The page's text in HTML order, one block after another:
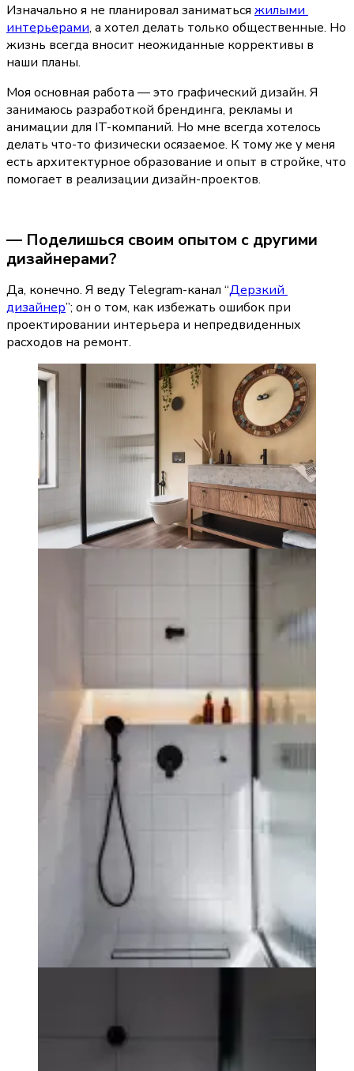
Изначально я не планировал заниматься жилыми
интерьерами, а хотел делать только общественные. Но
жизнь всегда вносит неожиданные коррективы в
наши планы.
Моя основная работа — это графический дизайн. Я
занимаюсь разработкой брендинга, рекламы и
анимации для IT-компаний. Но мне всегда хотелось
делать что-то физически осязаемое. К тому же у меня
есть архитектурное образование и опыт в стройке, что
помогает в реализации дизайн-проектов.
— Поделишься своим опытом с другими
дизайнерами?
Да, конечно. Я веду Telegram-канал “Дерзкий
дизайнер”; он о том, как избежать ошибок при
проектировании интерьера и непредвиденных
расходов на ремонт.